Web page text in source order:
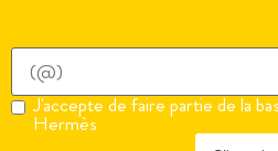
J'accepte de faire partie de la
Hermès